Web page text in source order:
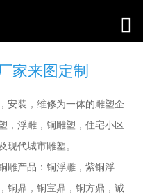
家来图定制
装，维修为一体的雕塑企
，浮雕，铜雕塑，住宅小区
现代城市雕塑。
雕产品：铜浮雕，紫铜浮
铜鼎，铜宝鼎，铜方鼎，诚